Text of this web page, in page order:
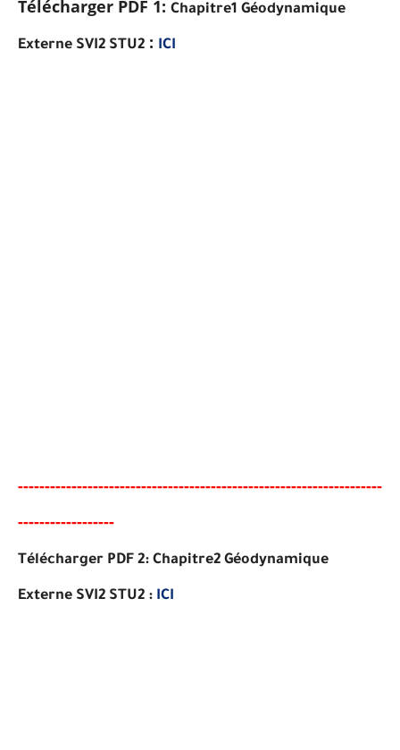
Télécharger PDF 1: Chapitre1 Géodynamique
Externe SVI2 STU2 : ICI
--------------------------------------------------------------------
------------------
Télécharger PDF 2: Chapitre2 Géodynamique
Externe SVI2 STU2 : ICI